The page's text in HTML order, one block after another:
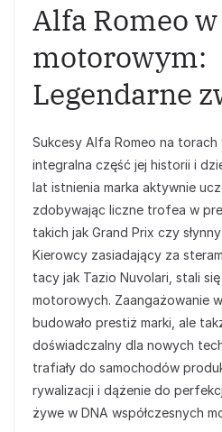
Alfa Romeo
motorowym:
Legendarne
Sukcesy Alfa Romeo na
integralna część jej historii i
lat istnienia marka aktywnie
zdobywając liczne trofea w
takich jak Grand Prix czy
Kierowcy zasiadający za
tacy jak Tazio Nuvolari, stali
motorowych. Zaangażowanie
budowało prestiż marki, ale
doświadczalny dla nowych
trafiały do samochodów
rywalizacji i dążenie do
żywe w DNA współczesnych